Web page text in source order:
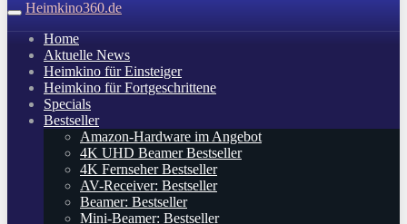
Toggle
navigation
Heimkino360.de
Home
Aktuelle News
Heimkino für Einsteiger
Heimkino für Fortgeschrittene
Specials
Bestseller
Amazon-Hardware im Angebot
4K UHD Beamer Bestseller
4K Fernseher Bestseller
AV-Receiver: Bestseller
Beamer: Bestseller
Mini-Beamer: Bestseller